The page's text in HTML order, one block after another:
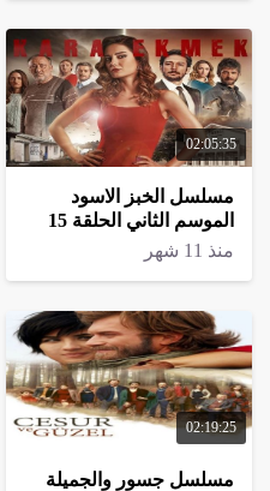
02:05:35
مسلسل الخبز الاسود
الموسم الثاني الحلقة 15
الاخيرة
منذ 11 شهر
02:19:25
مسلسل جسور والجميلة